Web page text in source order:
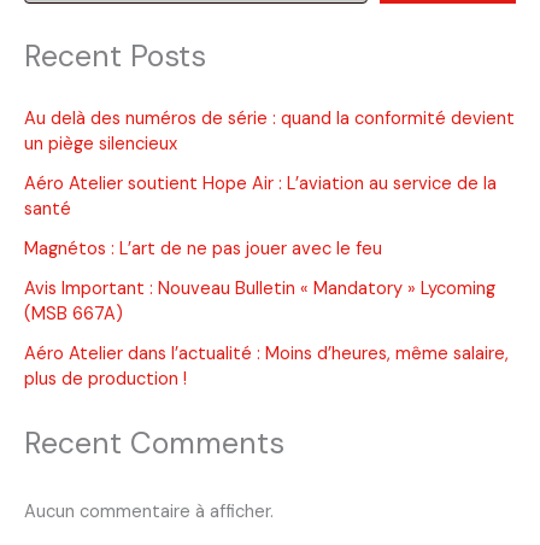
Recent Posts
Au delà des numéros de série : quand la conformité devient
un piège silencieux
Aéro Atelier soutient Hope Air : L’aviation au service de la
santé
Magnétos : L’art de ne pas jouer avec le feu
Avis Important : Nouveau Bulletin « Mandatory » Lycoming
(MSB 667A)
Aéro Atelier dans l’actualité : Moins d’heures, même salaire,
plus de production !
Recent Comments
Aucun commentaire à afficher.